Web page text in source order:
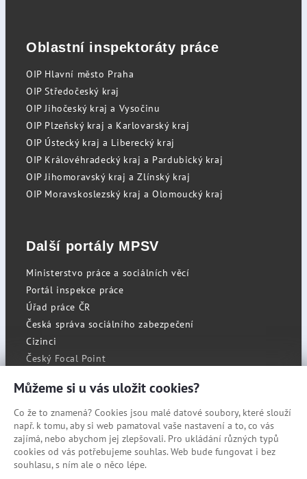
Oblastní inspektoráty práce
OIP Hlavní město Praha
OIP Středočeský kraj
OIP Jihočeský kraj a Vysočinu
OIP Plzeňský kraj a Karlovarský kraj
OIP Ústecký kraj a Liberecký kraj
OIP Královéhradecký kraj a Pardubický kraj
OIP Jihomoravský kraj a Zlínský kraj
OIP Moravskoslezský kraj a Olomoucký kraj
Další portály MPSV
Ministerstvo práce a sociálních věcí
Portál inspekce práce
Úřad práce ČR
Česká správa sociálního zabezpečení
Cizinci
Český Focal Point
RSS
Cookies
Prohlášení o přístupnosti
Mapa stránek
Můžeme si u vás uložit cookies?
Co že to znamená? Cookies jsou malé datové soubory, které slouží
např. k tomu, aby si web pamatoval vaše nastavení a to, co vás
zajímá, nebo abychom jej zlepšovali. Pro ukládání různých typů
cookies od vás potřebujeme souhlas. Web bude fungovat i bez
souhlasu, s ním ale o něco lépe.